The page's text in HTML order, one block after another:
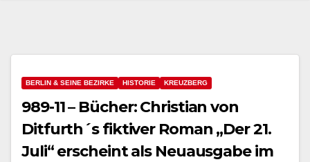
BERLIN & SEINE BEZIRKE HISTORIE KREUZBERG
989-11 – Bücher: Christian von
Ditfurth´s fiktiver Roman „Der 21.
Juli“ erscheint als Neuausgabe im